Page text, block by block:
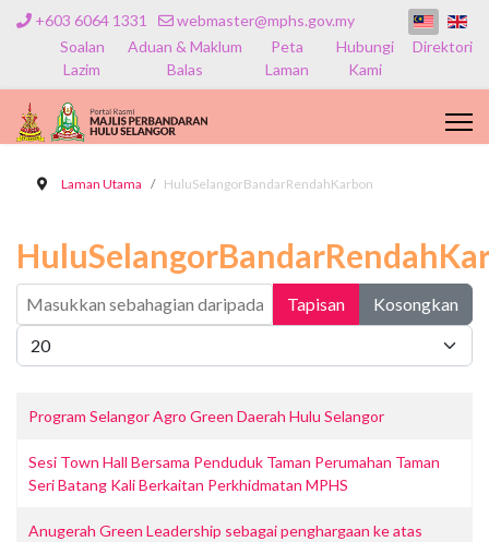
+603 6064 1331
webmaster@mphs.gov.my
Soalan
Lazim
Aduan & Maklum
Balas
Peta
Laman
Hubungi
Kami
Direktori
Laman Utama HuluSelangorBandarRendahKarbon
Tapisan Kosongkan
Papar #
Program Selangor Agro Green Daerah Hulu Selangor
Sesi Town Hall Bersama Penduduk Taman Perumahan Taman
Seri Batang Kali Berkaitan Perkhidmatan MPHS
Anugerah Green Leadership sebagai penghargaan ke atas